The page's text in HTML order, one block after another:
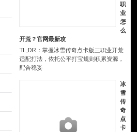
职
业
怎
么
开荒？官网最新攻
TL;DR：掌握冰雪传奇点卡版三职业开荒
适配打法，依托公平打宝规则积累资源，
配合稳妥
冰
雪
传
奇
点
卡